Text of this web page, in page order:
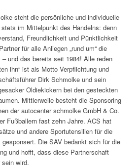
steht die persönliche und individuelle
im Mittelpunkt des Handelns: denn
Freundlichkeit und Pünktlichkeit
für alle Anliegen „rund um“ die
und das bereits seit 1984! Alle reden
ihn“ ist als Motto Verpflichtung und
Dirk Schmolke und sein
Oldiekickern bei den gesteckten
Mittlerweile besteht die Sponsoring
der autocenter schmolke GmbH & Co.
Fußballern fast zehn Jahre. ACS hat
und andere Sportutensilien für die
Die SAV bedankt sich für die
und hofft, dass diese Partnerschaft
wird.